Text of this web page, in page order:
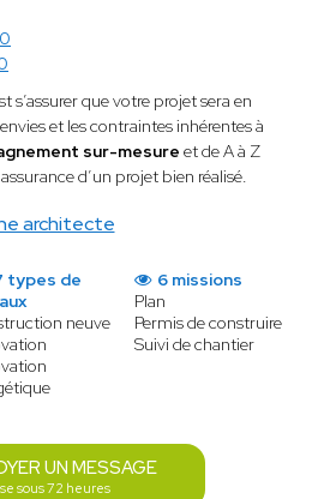
architecte
s’assurer que votre projet sera en
et les contraintes inhérentes à
sur-mesure et de A à Z
d’un projet bien réalisé.
types de
neuve
6 missions
Plan
Permis de construire
Suivi de chantier
UN MESSAGE
sous 72 heures